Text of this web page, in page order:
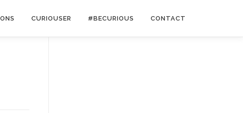
CURIOUSER #BECURIOUS CONTACT